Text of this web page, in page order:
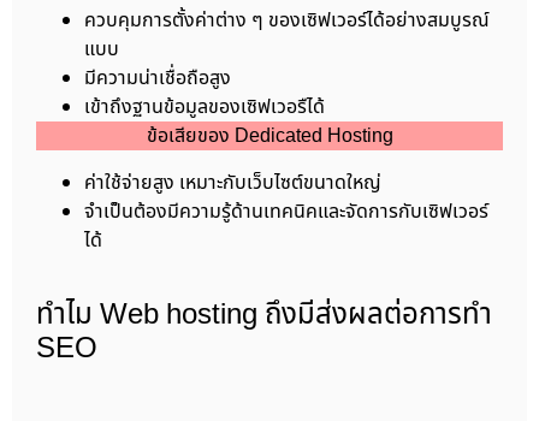
ควบคุมการตั้งค่าต่าง ๆ ของเซิฟเวอร์ได้อย่างสมบูรณ์
แบบ
มีความน่าเชื่อถือสูง
เข้าถึงฐานข้อมูลของเซิฟเวอรืได้
ข้อเสียของ Dedicated Hosting
ค่าใช้จ่ายสูง เหมาะกับเว็บไซต์ขนาดใหญ่
จำเป็นต้องมีความรู้ด้านเทคนิคและจัดการกับเซิฟเวอร์
ได้
ทำไม Web hosting ถึงมีส่งผลต่อการทำ
SEO